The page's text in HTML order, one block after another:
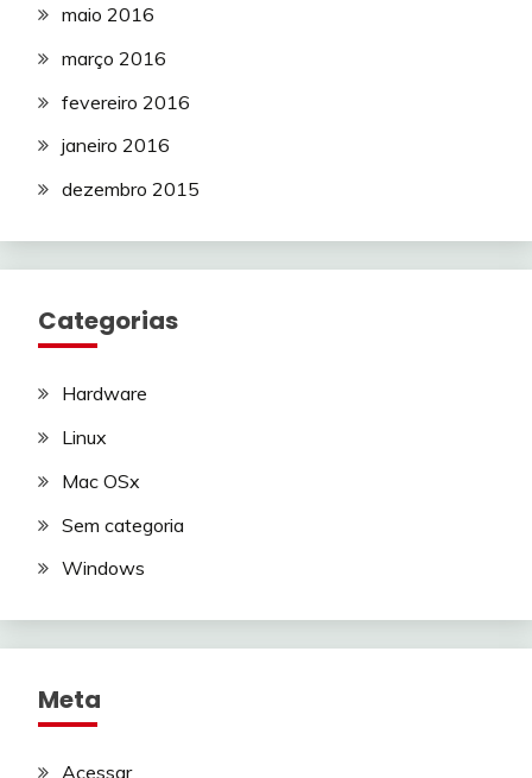
maio 2016
março 2016
fevereiro 2016
janeiro 2016
dezembro 2015
Categorias
Hardware
Linux
Mac OSx
Sem categoria
Windows
Meta
Acessar